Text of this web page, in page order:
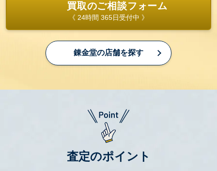
買取のご相談フォーム
《 24時間 365日受付中 》
錬金堂の店舗を探す
査定のポイント